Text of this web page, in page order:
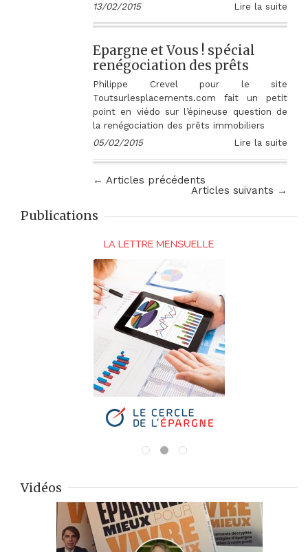
13/02/2015 Lire la suite
Epargne et Vous ! spécial
renégociation des prêts
Philippe Crevel pour le site
Toutsurlesplacements.com fait un petit
point en viédo sur l’épineuse question de
la renégociation des prêts immobiliers
05/02/2015
Lire la suite
← Articles précédents
Articles suivants →
Publications
Vidéos